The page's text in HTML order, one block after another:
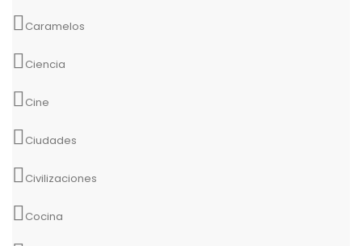
Caramelos
Ciencia
Cine
Ciudades
Civilizaciones
Cocina